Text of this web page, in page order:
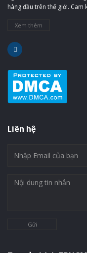
hàng đầu trên thế giới. Cam
Xem thêm
Liên hệ
Gửi